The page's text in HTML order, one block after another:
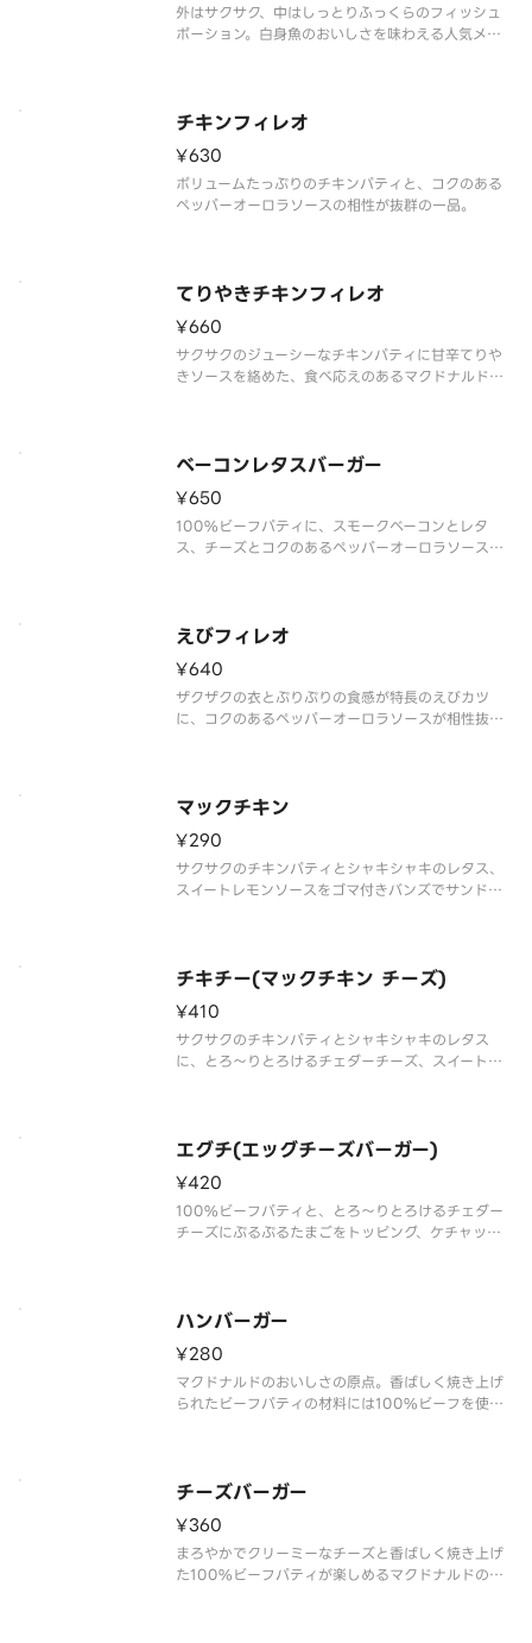
外はサクサク、中はしっとりふっくらのフィッシュ
ポーション。白身魚のおいしさを味わえる人気メニ
チキンフィレオ
¥630
ボリュームたっぷりのチキンパティと、コクのある
ペッパーオーロラソースの相性が抜群の一品。
てりやきチキンフィレオ
¥660
サクサクのジューシーなチキンパティに甘辛てりや
きソースを絡めた、食べ応えのあるマクドナルド唯
ベーコンレタスバーガー
¥650
100%ビーフパティに、スモークベーコンとレタ
ス、チーズとコクのあるペッパーオーロラソースの
えびフィレオ
¥640
ザクザクの衣とぷりぷりの食感が特長のえびカツ
に、コクのあるペッパーオーロラソースが相性抜群
マックチキン
¥290
サクサクのチキンパティとシャキシャキのレタス、
スイートレモンソースをゴマ付きバンズでサンドし
チキチー(マックチキン チーズ)
¥410
サクサクのチキンパティとシャキシャキのレタス
に、とろ～りとろけるチェダーチーズ、スイートレ
エグチ(エッグチーズバーガー)
¥420
100%ビーフパティと、とろ～りとろけるチェダー
チーズにぷるぷるたまごをトッピング、ケチャップ
ハンバーガー
¥280
マクドナルドのおいしさの原点。香ばしく焼き上げ
られたビーフパティの材料には100%ビーフを使用
チーズバーガー
¥360
まろやかでクリーミーなチーズと香ばしく焼き上げ
た100%ビーフパティが楽しめるマクドナルドの人